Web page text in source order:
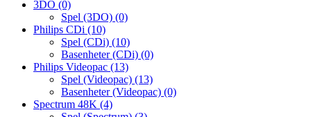
3DO (0)
Spel (3DO) (0)
Philips CDi (10)
Spel (CDi) (10)
Basenheter (CDi) (0)
Philips Videopac (13)
Spel (Videopac) (13)
Basenheter (Videopac) (0)
Spectrum 48K (4)